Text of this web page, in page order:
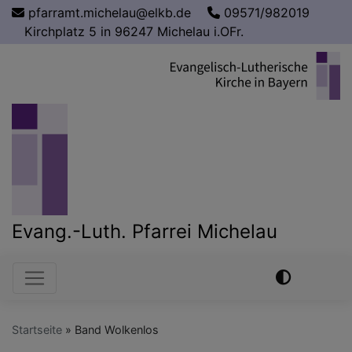
Direktpfarramt.michelau@elkb.de
09571/982019
Kirchplatz 5 in 96247 Michelau i.OFr.
Evang.-Luth. Pfarrei Michelau
Hauptnavigation
Startseite Band Wolkenlos